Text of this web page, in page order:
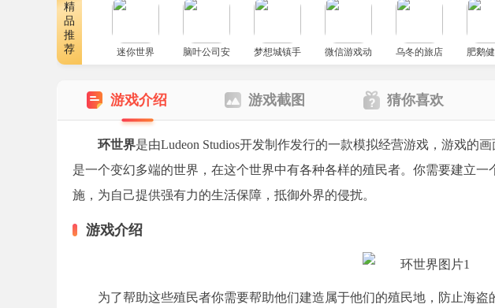
精
品
推
荐
迷你世界 脑叶公司安卓版 梦想城镇手游 微信游戏动物餐厅乌冬的旅店 肥鹅
游戏介绍 游戏截图 猜你喜欢
环世界是由Ludeon Studios开发制作发行的一款模拟经营游戏，游戏的
是一个变幻多端的世界，在这个世界中有各种各样的殖民者。你需要建立
施，为自己提供强有力的生活保障，抵御外界的侵扰。
游戏介绍
为了帮助这些殖民者你需要帮助他们建造属于他们的殖民地，防止海盗